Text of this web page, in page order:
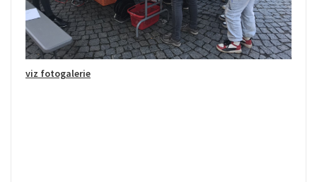
viz fotogalerie